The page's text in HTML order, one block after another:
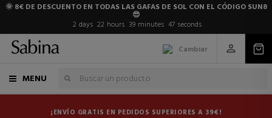
🌞 8€ DE DESCUENTO EN TODAS LAS GAFAS DE SOL CON EL CÓDIGO SUN8
😎
2 days 22 hours 39 minutes 47 seconds
Cambiar
MENU
¡ENVÍO GRATIS EN PEDIDOS SUPERIORES A 39€!